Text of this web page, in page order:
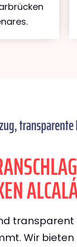
transparente
Wir